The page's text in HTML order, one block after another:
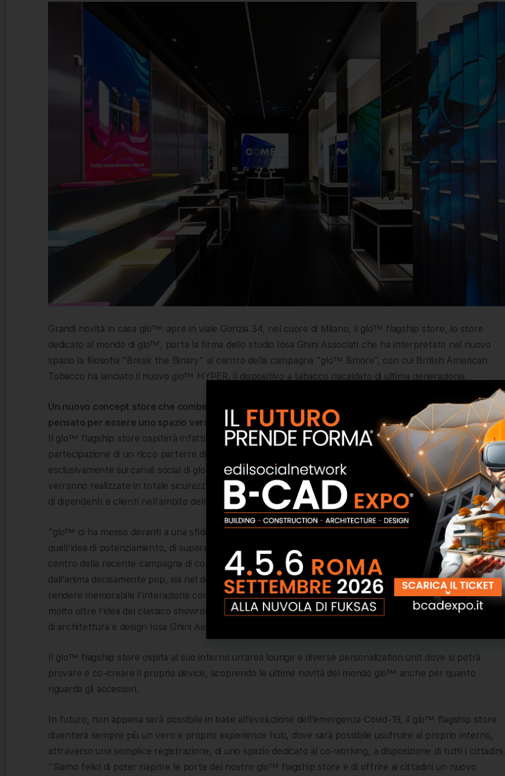
Grandi novità in casa glo™: apre in viale Gorizia 34, nel cuore di Milano, il glo™ flagship store, lo store
dedicato al mondo di glo™, porta la firma dello studio Iosa Ghini Associati che ha interpretato nel nuovo
spazio la filosofia “Break the Binary” al centro della campagna “glo™ &more”, con cui British American
Tobacco ha lanciato il nuovo glo™ HYPER, il dispositivo a tabacco riscaldato di ultima generazione.
Un nuovo concept store che combina innovazione e tecnologia ad un design elegante e raffinato,
pensato per essere uno spazio versatile e multifunzionale.
Il glo™ flagship store ospiterà infatti un fitto calendario di laboratori ed eventi che vedranno la
partecipazione di un ricco parterre di ospiti. Per il momento gli appuntamenti si potranno seguire
esclusivamente sui canali social di glo™: si tratta infatti di una riapertura e una serie di iniziative che
verranno realizzate in totale sicurezza, nel pieno rispetto delle procedure previste per garantire la salute
di dipendenti e clienti nell’ambito dell’emergenza Covid-19.
“glo™ ci ha messo davanti a una sfida avvincente: rendere concreta, interpretandola in uno spazio,
quell’idea di potenziamento, di superamento dei contrasti e di possibilità di nuove opportunità che è al
centro della recente campagna di comunicazione di glo™. Abbiamo tradotto questo concept in uno store
dall’anima decisamente pop, sia nel design che nelle scelte cromatiche, dove la tecnologia è funzionale a
rendere memorabile l’interazione con lo spazio e con i prodotti e dove lo spazio è pensato per andare
molto oltre l’idea del classico showroom” – ha aggiunto l’Architetto Massimo Iosa Ghini, titolare dello studio
di architettura e design Iosa Ghini Associati.
Il glo™ flagship store ospita al suo interno un’area lounge e diverse personalization unit dove si potrà
provare e co-creare il proprio device, scoprendo le ultime novità del mondo glo™ anche per quanto
riguarda gli accessori.
In futuro, non appena sarà possibile in base all’evoluzione dell’emergenza Covid-19, il glo™ flagship store
diventerà sempre più un vero e proprio experience hub, dove sarà possibile usufruire al proprio interno,
attraverso una semplice registrazione, di uno spazio dedicato al co-working, a disposizione di tutti i cittadini.
“Siamo felici di poter riaprire le porte del nostro glo™ flagship store e di offrire ai cittadini un nuovo